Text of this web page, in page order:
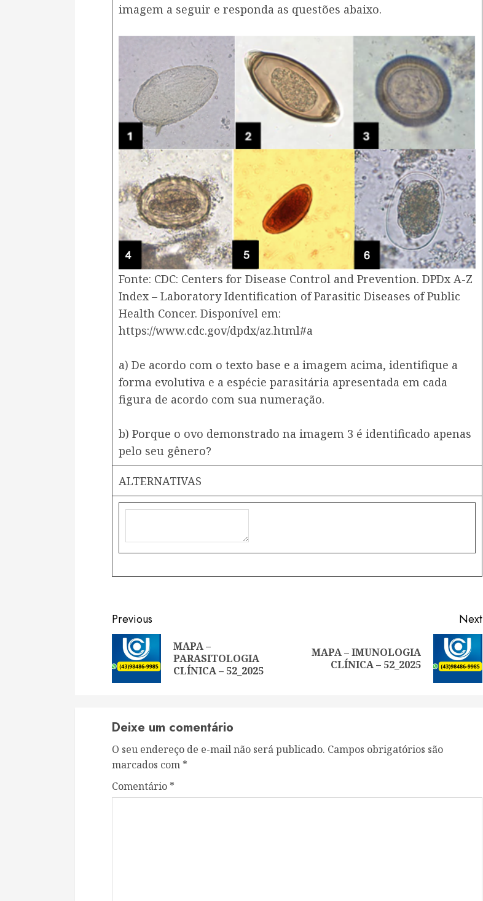
imagem a seguir e responda as questões abaixo.
Fonte: CDC: Centers for Disease Control and Prevention. DPDx A-Z
Index – Laboratory Identification of Parasitic Diseases of Public
Health Concer. Disponível em:
https://www.cdc.gov/dpdx/az.html#a
a) De acordo com o texto base e a imagem acima, identifique a
forma evolutiva e a espécie parasitária apresentada em cada
figura de acordo com sua numeração.
b) Porque o ovo demonstrado na imagem 3 é identificado apenas
pelo seu gênero?
ALTERNATIVAS
Continue
Reading
Previous
Previous
MAPA –
PARASITOLOGIA
CLÍNICA – 52_2025
Next
Next
MAPA – IMUNOLOGIA
CLÍNICA – 52_2025
Deixe um comentário
O seu endereço de e-mail não será publicado. Campos obrigatórios são
marcados com *
Comentário *